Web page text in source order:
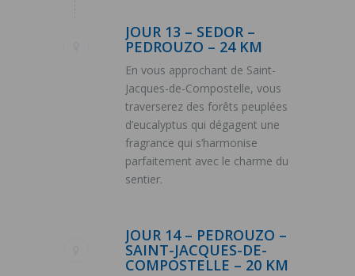
JOUR 13 – SEDOR –
PEDROUZO – 24 KM
En vous approchant de Saint-
Jacques-de-Compostelle, vous
traverserez des forêts peuplées
d’eucalyptus qui dégagent une
fragrance qui s’harmonise
parfaitement avec le charme du
sentier.
JOUR 14 – PEDROUZO –
SAINT-JACQUES-DE-
COMPOSTELLE – 20 KM